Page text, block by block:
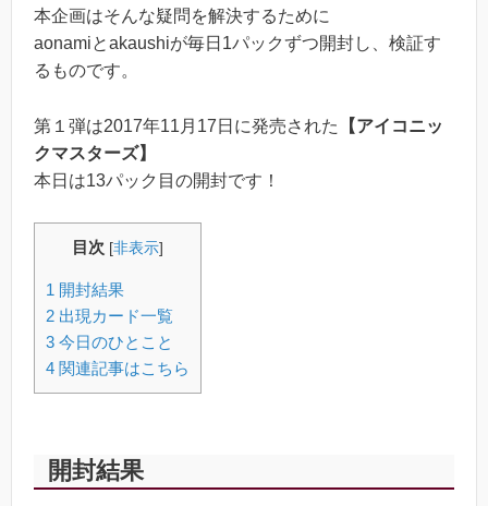
本企画はそんな疑問を解決するために
aonamiとakaushiが毎日1パックずつ開封し、検証す
るものです。
第１弾は2017年11月17日に発売された
【アイコニッ
クマスターズ】
本日は13パック目の開封です！
目次 [非表示]
1 開封結果
2 出現カード一覧
3 今日のひとこと
4 関連記事はこちら
開封結果